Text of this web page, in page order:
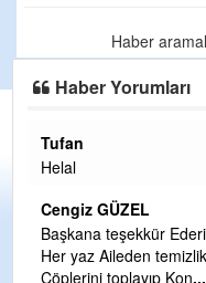
Haber
Haber Yorumları
Tufan
Helal
Cengiz GÜZEL
Başkana teşekkür
Her yaz Aileden
Çöplerini toplayıp Kon